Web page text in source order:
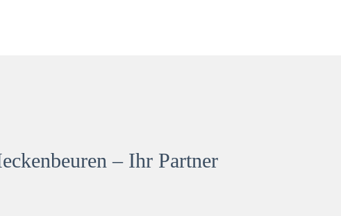
– Ihr Partner